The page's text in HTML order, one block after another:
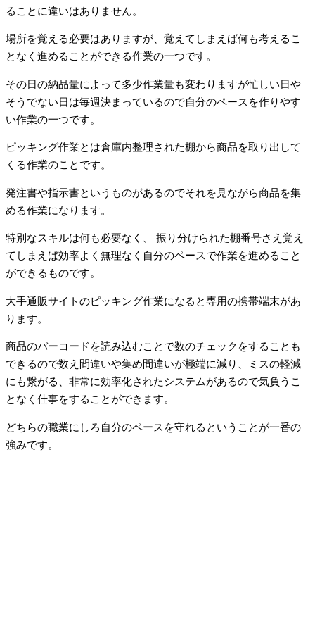
ることに違いはありません。
場所を覚える必要はありますが、覚えてしまえば何も考えるこ
となく進めることができる作業の一つです。
その日の納品量によって多少作業量も変わりますが忙しい日や
そうでない日は毎週決まっているので自分のペースを作りやす
い作業の一つです。
ピッキング作業とは倉庫内整理された棚から商品を取り出して
くる作業のことです。
発注書や指示書というものがあるのでそれを見ながら商品を集
める作業になります。
特別なスキルは何も必要なく、 振り分けられた棚番号さえ覚え
てしまえば効率よく無理なく自分のペースで作業を進めること
ができるものです。
大手通販サイトのピッキング作業になると専用の携帯端末があ
ります。
商品のバーコードを読み込むことで数のチェックをすることも
できるので数え間違いや集め間違いが極端に減り、ミスの軽減
にも繋がる、非常に効率化されたシステムがあるので気負うこ
となく仕事をすることができます。
どちらの職業にしろ自分のペースを守れるということが一番の
強みです。